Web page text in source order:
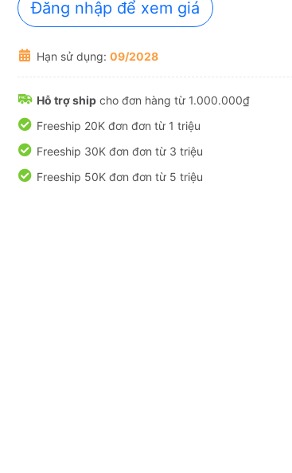
Đăng nhập để xem giá
Hạn sử dụng: 09/2028
Hỗ trợ ship cho đơn hàng từ 1.000.000₫
Freeship 20K đơn đơn từ 1 triệu
Freeship 30K đơn đơn từ 3 triệu
Freeship 50K đơn đơn từ 5 triệu